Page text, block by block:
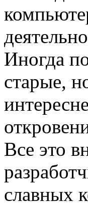
Иногда
старые,
Все это
славных